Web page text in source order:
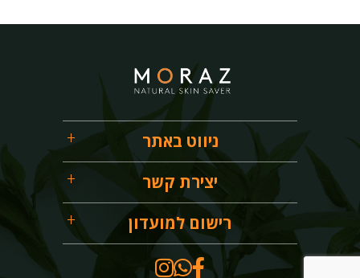
ניווט באתר
יצירת קשר
054-9200313
info@moraz.co.il
רישום למועדון